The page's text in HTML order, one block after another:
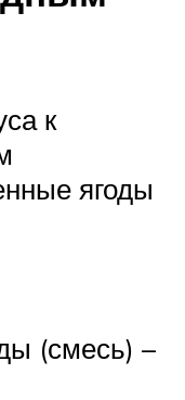
к
ягоды
(смесь) –